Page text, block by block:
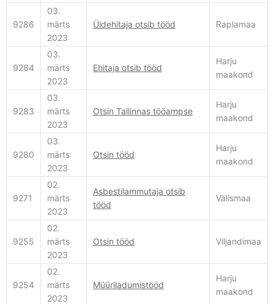
9286
03.
märts
2023
Üldehitaja otsib tööd Raplamaa
9284
03.
märts
2023
Ehitaja otsib tööd
Harju
maakond
9283
03.
märts
2023
Otsin Tallinnas tööampse
Harju
maakond
9280
03.
märts
2023
Otsin tööd
Harju
maakond
9271
02.
märts
2023
Asbestilammutaja otsib
tööd
Välismaa
9255
02.
märts
2023
Otsin tööd Viljandimaa
9254
02.
märts
2023
Müüriladumistööd
Harju
maakond